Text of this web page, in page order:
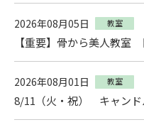
2026年08月05日 教室
【重要】骨から美人教室
2026年08月01日 教室
8/11（火・祝） キャンド